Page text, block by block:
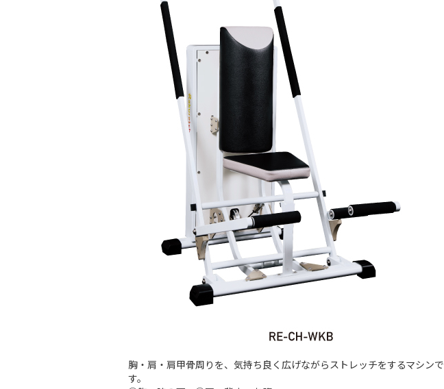
胸・肩・肩甲骨周りを、気持ち良く広げながらストレッチをするマシンで
す。